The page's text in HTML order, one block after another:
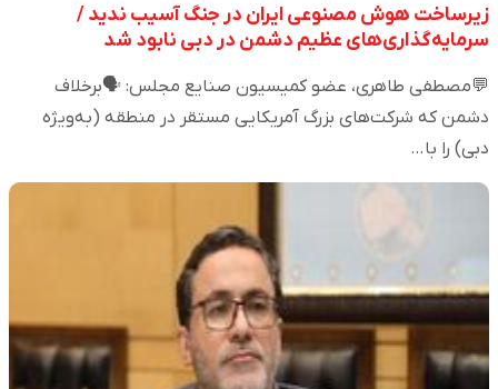
زیرساخت هوش مصنوعی ایران در جنگ آسیب ندید /
سرمایه‌گذاری‌های عظیم دشمن در دبی نابود شد
💬مصطفی طاهری، عضو کمیسیون صنایع مجلس: 🗣️برخلاف
دشمن که شرکت‌های بزرگ آمریکایی مستقر در منطقه (به‌ویژه
دبی) را با…